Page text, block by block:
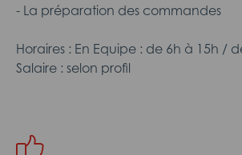
- La préparation des commandes
Horaires : En Equipe : de 6h à 15h /
Salaire : selon profil